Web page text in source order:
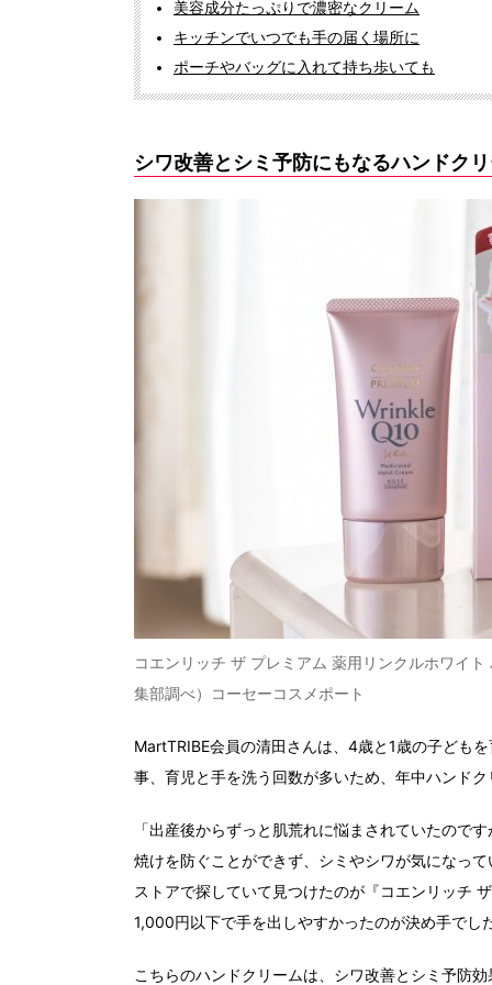
美容成分たっぷりで濃密なクリーム
キッチンでいつでも手の届く場所に
ポーチやバッグに入れて持ち歩いても
シワ改善とシミ予防にもなるハンドク
コエンリッチ ザ プレミアム 薬用リンクルホワイ
集部調べ）コーセーコスメポート
MartTRIBE会員の清田さんは、4歳と1歳の子ども
事、育児と手を洗う回数が多いため、年中ハンド
「出産後からずっと肌荒れに悩まされていたので
焼けを防ぐことができず、シミやシワが気になっ
ストアで探していて見つけたのが『コエンリッチ
1,000円以下で手を出しやすかったのが決め手でし
こちらのハンドクリームは、シワ改善とシミ予防